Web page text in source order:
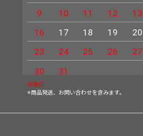
9
10 11 12 13
16
17 18 19 20
23
24 25 26 27
30
31
休業日
※商品発送、お問い合わせを含みます。